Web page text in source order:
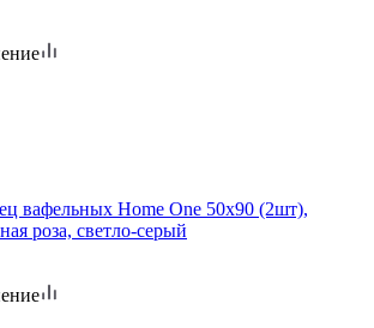
вафельных Home One 50х90 (2шт),
роза, светло-серый